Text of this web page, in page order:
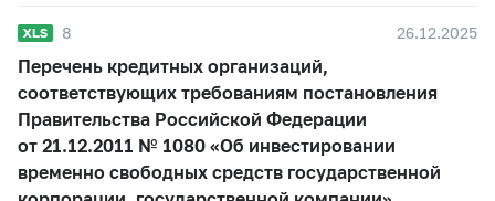
8 26.12.2025
Перечень кредитных организаций,
соответствующих требованиям постановления
Правительства Российской Федерации
от 21.12.2011 № 1080 «Об инвестировании
временно свободных средств государственной